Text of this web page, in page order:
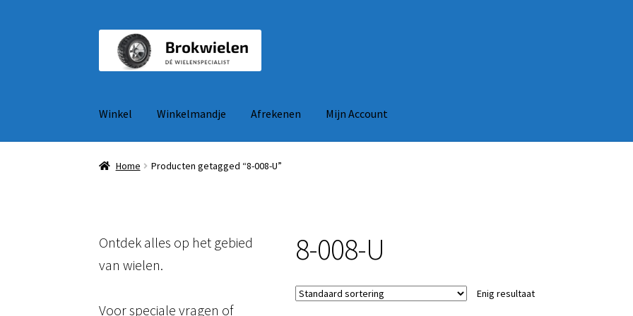
door
naar
naar
de
Winkel Winkelmandje Afrekenen Mijn Account
Home Producten getagged “8-008-U”
8-008-U
Enig resultaat
Ontdek alles op het gebied
van wielen.
Voor speciale vragen of